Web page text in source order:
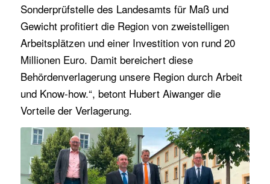
Sonderprüfstelle des Landesamts für Maß und
Gewicht profitiert die Region von zweistelligen
Arbeitsplätzen und einer Investition von rund 20
Millionen Euro. Damit bereichert diese
Behördenverlagerung unsere Region durch Arbeit
und Know-how.“, betont Hubert Aiwanger die
Vorteile der Verlagerung.